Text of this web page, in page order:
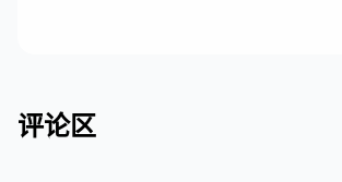
评论区